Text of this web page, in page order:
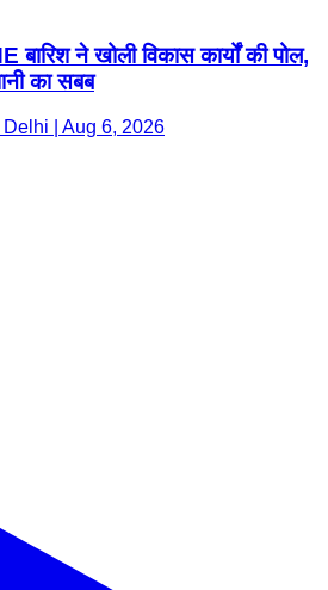
ने खोली विकास कार्यों की पोल,
का सबब
| Aug 6, 2026